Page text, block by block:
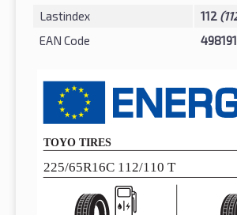
Lastindex
112
EAN Code